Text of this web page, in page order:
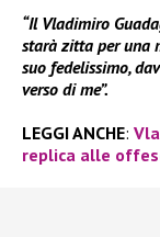
“Il Vladimiro
starà zitta per una
suo fedelissimo,
verso di me”.
LEGGI ANCHE:
replica alle